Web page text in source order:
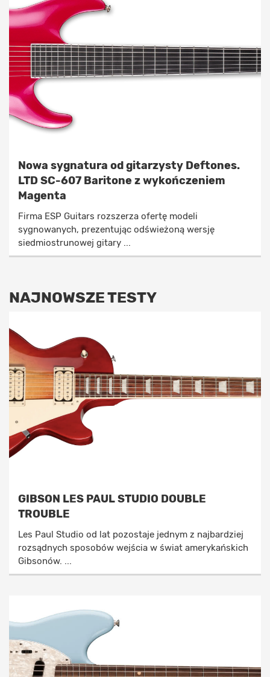
Nowa sygnatura od gitarzysty Deftones.
LTD SC-607 Baritone z wykończeniem
Magenta
Firma ESP Guitars rozszerza ofertę modeli
sygnowanych, prezentując odświeżoną wersję
siedmiostrunowej gitary ...
NAJNOWSZE TESTY
GIBSON LES PAUL STUDIO DOUBLE
TROUBLE
Les Paul Studio od lat pozostaje jednym z najbardziej
rozsądnych sposobów wejścia w świat amerykańskich
Gibsonów. ...